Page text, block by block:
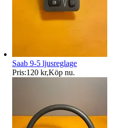
Saab 9-5 ljusreglage
Pris:120 kr,Köp nu.